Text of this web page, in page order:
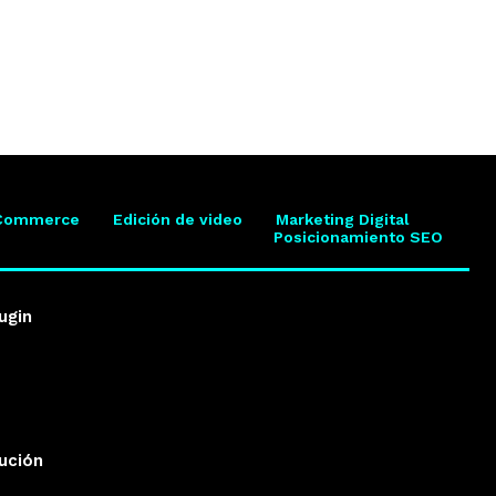
Edición de video
Marketing Digital
Posicionamiento SEO